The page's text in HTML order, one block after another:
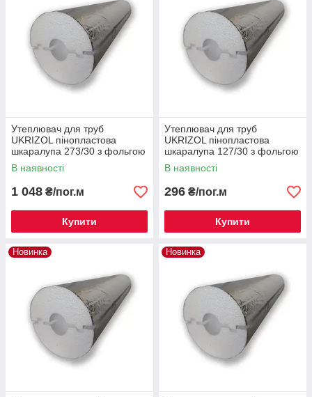
Утеплювач для труб
UKRIZOL пінопластова
шкаралупа 273/30 з фольгою
В наявності
1 048 ₴/пог.м
Купити
Утеплювач для труб
UKRIZOL пінопластова
шкаралупа 127/30 з фольгою
В наявності
296 ₴/пог.м
Купити
Новинка Новинка